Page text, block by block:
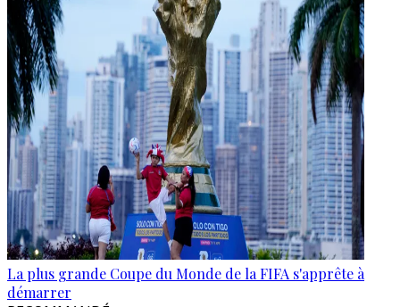
La plus grande Coupe du Monde de la FIFA s'apprête à
démarrer